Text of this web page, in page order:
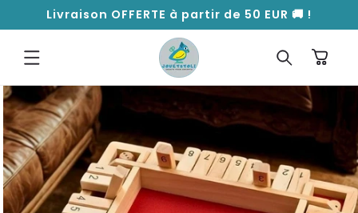
PASSER
AU
Livraison OFFERTE à partir de 50 EUR 🚚 !
Panier
PASSER AUX
INFORMATIONS
PRODUITS